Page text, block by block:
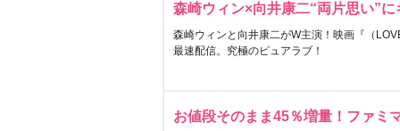
森崎ウィン×向井康二“両片思い”
森崎ウィンと向井康二がW主演！映画『（
最速配信。究極のピュアラブ！
お値段そのまま45％増量！ファミ